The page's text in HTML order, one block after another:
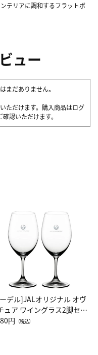
テリアに調和するフラットボ
ュー
まだありません。
ただけます。購入商品はログ
確認いただけます。
デル]JALオリジナル オヴ
ュア ワイングラス2脚セッ
レッドワイン）
円 （税込）